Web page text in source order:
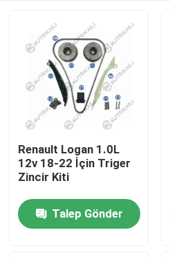
Renault Logan 1.0L
12v 18-22 İçin Triger
Zincir Kiti
Talep Gönder